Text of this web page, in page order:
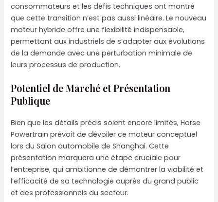
consommateurs et les défis techniques ont montré
que cette transition n’est pas aussi linéaire. Le nouveau
moteur hybride offre une flexibilité indispensable,
permettant aux industriels de s’adapter aux évolutions
de la demande avec une perturbation minimale de
leurs processus de production.
Potentiel de Marché et Présentation
Publique
Bien que les détails précis soient encore limités, Horse
Powertrain prévoit de dévoiler ce moteur conceptuel
lors du Salon automobile de Shanghai. Cette
présentation marquera une étape cruciale pour
l’entreprise, qui ambitionne de démontrer la viabilité et
l’efficacité de sa technologie auprès du grand public
et des professionnels du secteur.